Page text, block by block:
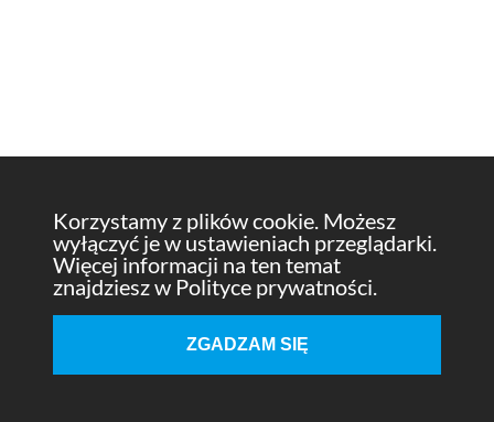
Korzystamy z plików cookie. Możesz
wyłączyć je w ustawieniach przeglądarki.
Więcej informacji na ten temat
znajdziesz w Polityce prywatności.
ZGADZAM SIĘ